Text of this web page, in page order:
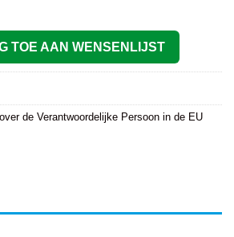
is:
€ 79,00.
TOE AAN WENSENLIJST
de Verantwoordelijke Persoon in de EU